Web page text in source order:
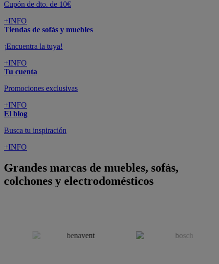
Cupón de dto. de 10€
+INFO
Tiendas de sofás y muebles
¡Encuentra la tuya!
+INFO
Tu cuenta
Promociones exclusivas
+INFO
El blog
Busca tu inspiración
+INFO
Grandes marcas de muebles, sofás,
colchones y electrodomésticos